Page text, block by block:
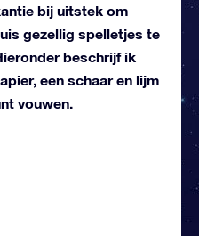
bij uitstek om
gezellig spelletjes te
beschrijf ik
een schaar en lijm
vouwen.